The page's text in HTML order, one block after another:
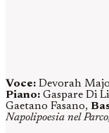
Voce: Devorah
Piano: Gaspare Di
Gaetano Fasano,
Napolipoesia nel